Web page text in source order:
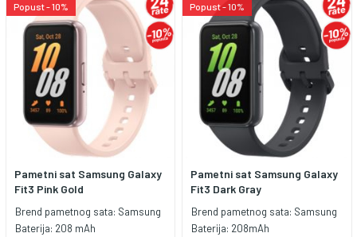
Popust - 10%
Pametni sat Samsung Galaxy
Fit3 Pink Gold
Brend pametnog sata: Samsung
Baterija: 208 mAh
Popust - 10%
Pametni sat Samsung Galaxy
Fit3 Dark Gray
Brend pametnog sata: Samsung
Baterija: 208mAh